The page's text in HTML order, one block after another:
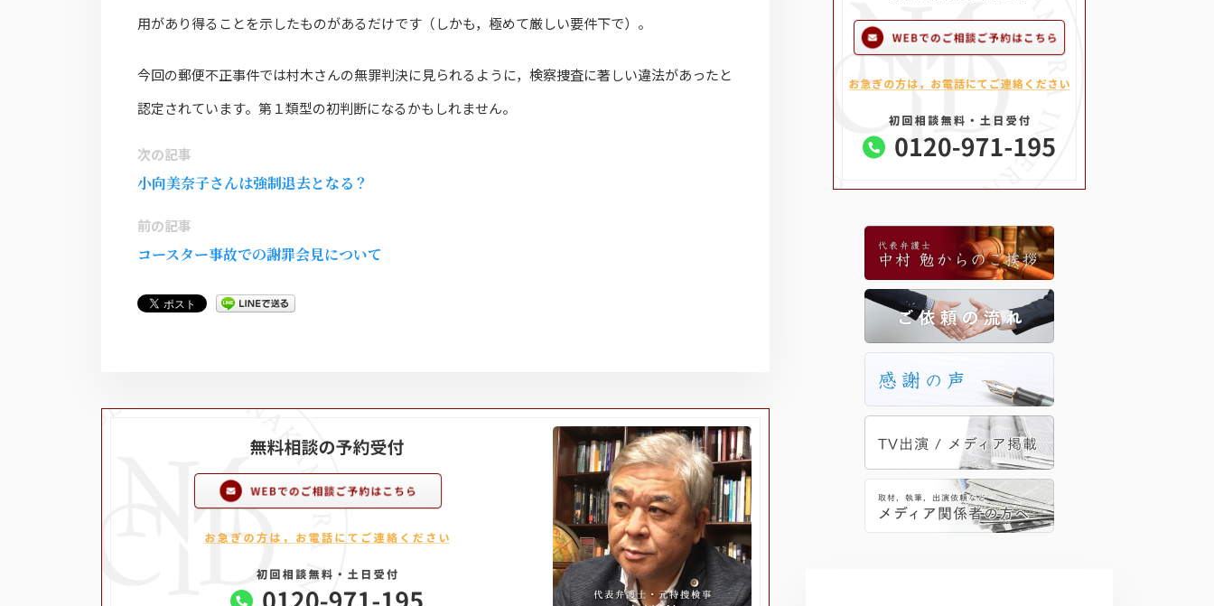
用があり得ることを示したものがあるだけです（しかも，極めて厳しい要件下で）。
今回の郵便不正事件では村木さんの無罪判決に見られるように，検察捜査に著しい違法があったと
認定されています。第１類型の初判断になるかもしれません。
次の記事
小向美奈子さんは強制退去となる？
前の記事
コースター事故での謝罪会見について